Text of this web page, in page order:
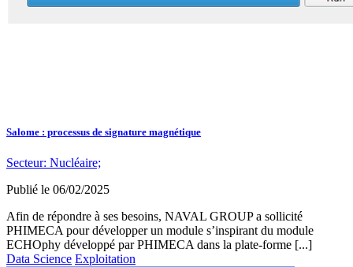
Salome : processus de signature magnétique
Secteur: Nucléaire;
Publié le 06/02/2025
Afin de répondre à ses besoins, NAVAL GROUP a sollicité
PHIMECA pour développer un module s’inspirant du module
ECHOphy développé par PHIMECA dans la plate-forme [...]
Data Science Exploitation